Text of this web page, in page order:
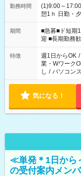
勤務時間
(1)9:00～
憩1ｈ 日勤・
わせて働けるお仕事です
時/9-17時/9-
時/22-翌6時/0-
フト！
期間
■急募■ド短期
迎 ■長期勤務
特徴 週1日からOK /
業・Wワーク
し / パソコン
気になる！
≪単発＊1日から
の受付案内メン